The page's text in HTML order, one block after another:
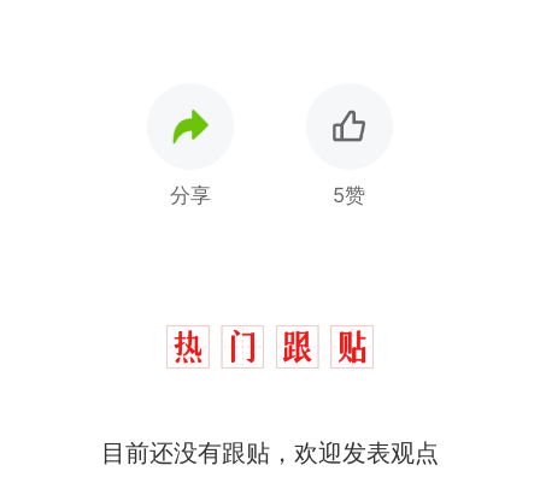
分享 5赞
目前还没有跟贴，欢迎发表观点